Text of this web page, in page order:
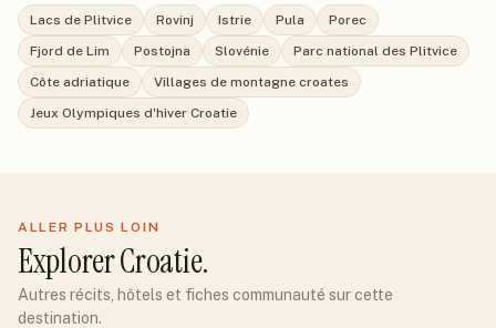
Lacs de Plitvice Rovinj Istrie Pula
Porec
Fjord de Lim
Postojna Slovénie
Parc national des Plitvice
Côte adriatique
Villages de montagne croates
Jeux Olympiques d'hiver Croatie
ALLER PLUS LOIN
ExplorerCroatie.
Autres récits, hôtels et fiches communauté sur cette
destination.